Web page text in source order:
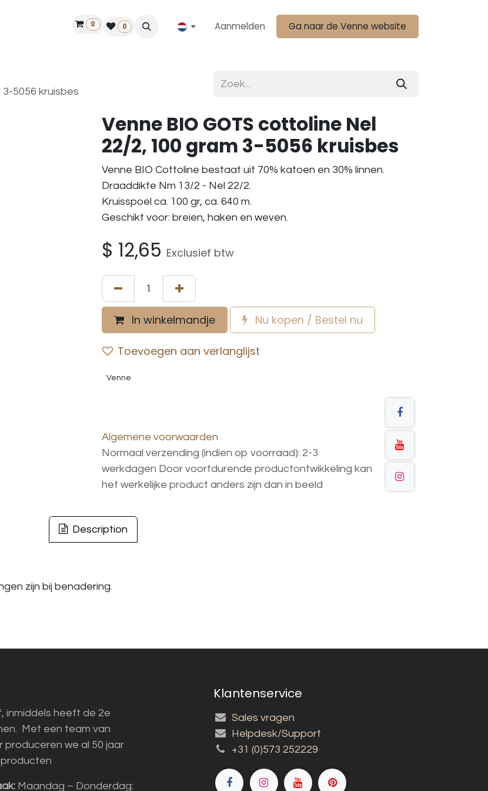
Vind een dealer
0 0 Aanmelden Ga naar de Venne website
5056 kruisbes
Venne BIO GOTS cottoline Nel
22/2, 100 gram 3-5056 kruisbes
Venne BIO Cottoline bestaat uit 70% katoen en 30% linnen.
Draaddikte Nm 13/2 - Nel 22/2.
Kruisspoel ca. 100 gr, ca. 640 m.
Geschikt voor: breien, haken en weven.
$ 12,65 Exclusief btw
In winkelmandje Nu kopen / Bestel nu
Toevoegen aan verlanglijst
Venne
Algemene voorwaarden
Normaal verzending (indien op voorraad): 2-3
werkdagen Door voortdurende productontwikkeling kan
het werkelijke product anders zijn dan in beeld
Description
zijn bij benadering.
inmiddels heeft de 2e
Met een team van
we al 50 jaar
Maandag – Donderdag:
Klantenservice
Sales vragen
Helpdesk/Support
+31 (0)573 252229